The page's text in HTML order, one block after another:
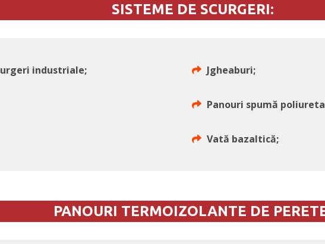
SISTEME DE SCURGERI:
industriale; Jgheaburi;
Panouri spumă
Vată bazaltică;
PANOURI TERMOIZOLANTE DE